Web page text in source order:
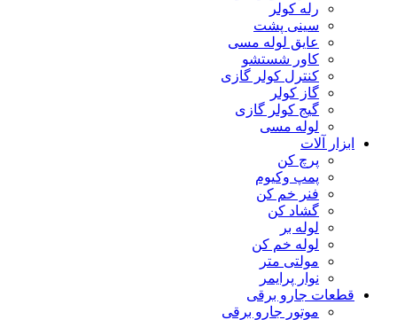
رله کولر
سینی پشت
عایق لوله مسی
کاور شستشو
کنترل کولر گازی
گاز کولر
گیج کولر گازی
لوله مسی
ابزار آلات
پرچ کن
پمپ وکیوم
فنر خم کن
گشاد کن
لوله بر
لوله خم کن
مولتی متر
نوار پرایمر
قطعات جارو برقی
موتور جارو برقی